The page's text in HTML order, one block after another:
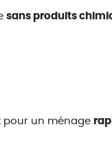
sans produits
pour un ménage